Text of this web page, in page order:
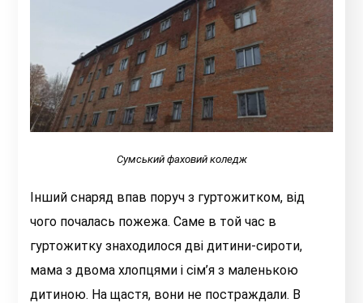
Сумський фаховий коледж
Інший снаряд впав поруч з гуртожитком, від
чого почалась пожежа. Саме в той час в
гуртожитку знаходилося дві дитини-сироти,
мама з двома хлопцями і сім’я з маленькою
дитиною. На щастя, вони не постраждали. В